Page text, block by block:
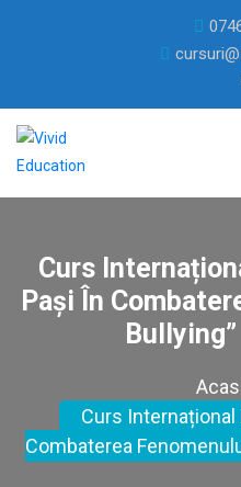
Curs
Pași În
Curs Internațional
Combaterea